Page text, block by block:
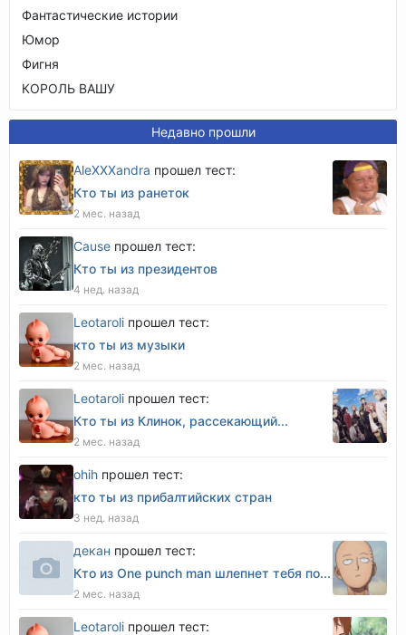
Фантастические истории
Юмор
Фигня
КОРОЛЬ ВАШУ
Недавно прошли
AleXXXandra прошел тест:
Кто ты из ранеток
2 мес. назад
Cause прошел тест:
Кто ты из президентов
4 нед. назад
Leotaroli прошел тест:
кто ты из музыки
2 мес. назад
Leotaroli прошел тест:
Кто ты из Клинок, рассекающий...
2 мес. назад
оhih прошел тест:
кто ты из прибалтийских стран
3 нед. назад
декан прошел тест:
Кто из One punch man шлепнет тебя по...
2 мес. назад
Leotaroli прошел тест: